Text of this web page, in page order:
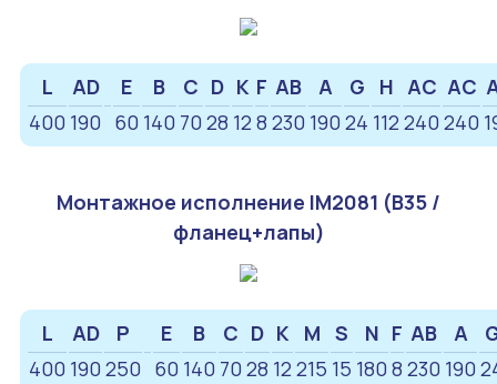
L AD E B C D K F AB A G H AC AC
400 190 60 140 70 28 12 8 230 190 24 112 240 240
Монтажное исполнение IM2081 (B35 /
фланец+лапы)
L AD P E B C D K M S N F AB A
400 190 250 60 140 70 28 12 215 15 180 8 230 190